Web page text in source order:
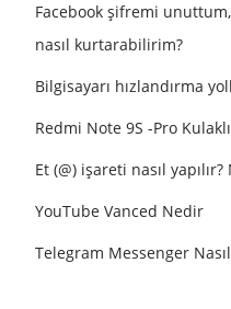
Facebook şifremi
nasıl kurtarabilirim?
Bilgisayarı hızlandırma
Redmi Note 9S -Pro
Et (@) işareti nasıl
YouTube Vanced Nedir
Telegram Messenger